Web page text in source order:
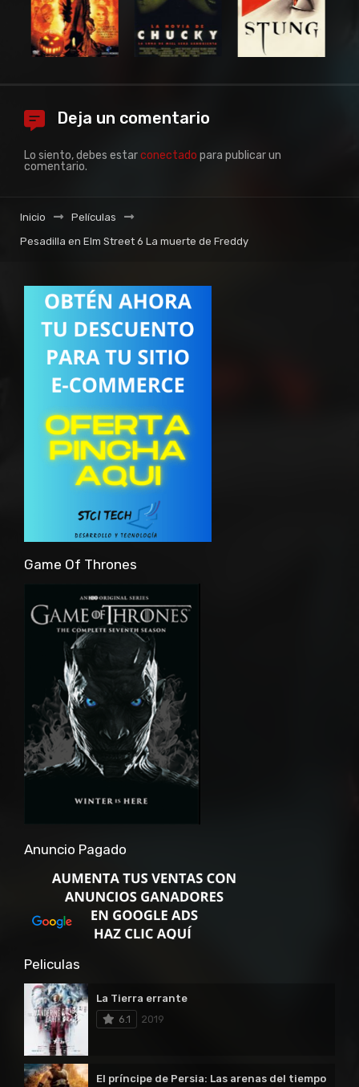
Deja un comentario
Lo siento, debes estarconectado para publicar un
comentario.
Inicio
Películas
Pesadilla en Elm Street 6 La muerte de Freddy
Game Of Thrones
Anuncio Pagado
Peliculas
La Tierra errante
6.1
2019
El príncipe de Persia: Las arenas del tiempo